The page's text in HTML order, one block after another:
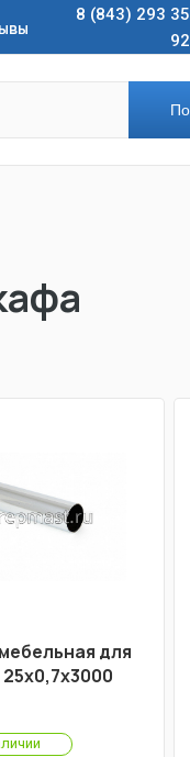
8 (843) 293 35
92
для